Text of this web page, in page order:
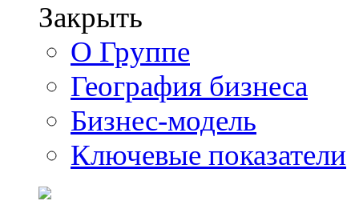
Закрыть
О Группе
География бизнеса
Бизнес-модель
Ключевые показатели